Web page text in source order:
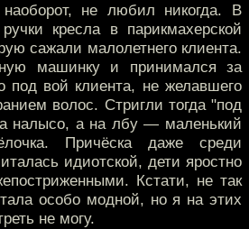
не любил никогда. В
кресла в парикмахерской
сажали малолетнего клиента.
машинку и принимался за
под вой клиента, не желавшего
волос. Стригли тогда "под
налысо, а на лбу — маленький
Причёска даже среди
идиотской, дети яростно
Кстати, не так
особо модной, но я на этих
не могу.